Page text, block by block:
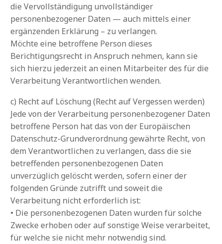
die Vervollständigung unvollständiger
personenbezogener Daten — auch mittels einer
ergänzenden Erklärung – zu verlangen.
Möchte eine betroffene Person dieses
Berichtigungsrecht in Anspruch nehmen, kann sie
sich hierzu jederzeit an einen Mitarbeiter des für die
Verarbeitung Verantwortlichen wenden.
c) Recht auf Löschung (Recht auf Vergessen werden)
Jede von der Verarbeitung personenbezogener Daten
betroffene Person hat das von der Europäischen
Datenschutz-Grundverordnung gewährte Recht, von
dem Verantwortlichen zu verlangen, dass die sie
betreffenden personenbezogenen Daten
unverzüglich gelöscht werden, sofern einer der
folgenden Gründe zutrifft und soweit die
Verarbeitung nicht erforderlich ist:
• Die personenbezogenen Daten wurden für solche
Zwecke erhoben oder auf sonstige Weise verarbeitet,
für welche sie nicht mehr notwendig sind.